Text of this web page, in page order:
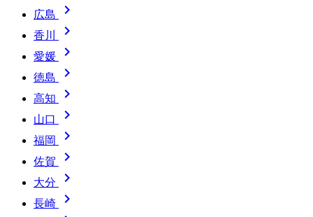
広島 
香川 
愛媛 
徳島 
高知 
山口 
福岡 
佐賀 
大分 
長崎 